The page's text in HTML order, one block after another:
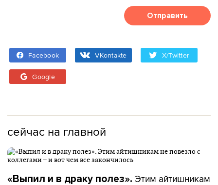
Отправить
Facebook VKontakte X/Twitter
Google
сейчас на главной
«Выпил и в драку полез». Этим айтишникам